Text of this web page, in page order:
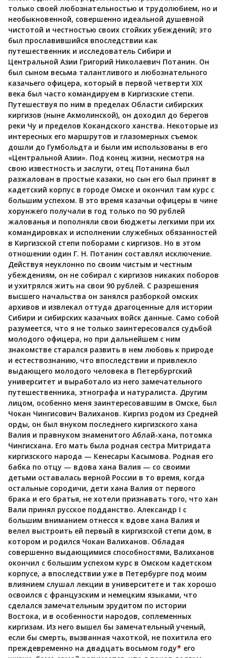
только своей любознательностью и трудолюбием, но и
необыкновенной, совершенно идеальной душевной
чистотой и честностью своих стойких убеждений; это
был прославившийся впоследствии как
путешественник и исследователь Сибири и
Центральной Азии Григорий Николаевич Потанин. Он
был сыном весьма талантливого и любознательного
казачьего офицера, который в первой четверти XIX
века был часто командируем в Киргизские степи.
Путешествуя по ним в пределах Области сибирских
киргизов (ныне Акмолинской), он доходил до берегов
реки Чу и пределов Кокандского ханства. Некоторые из
интересных его маршрутов и глазомерных съемок
дошли до Гумбольдта и были им использованы в его
«Центральной Азии». Под конец жизни, несмотря на
свою известность и заслуги, отец Потанина был
разжалован в простые казаки, но сын его был принят в
кадетский корпус в городе Омске и окончил там курс с
большим успехом. В это время казачьи офицеры в чине
хорунжего получали в год только по 90 рублей
жалованья и пополняли свои бюджеты легкими при их
командировках и исполнении служебных обязанностей
в Киргизской степи поборами с киргизов. Но в этом
отношении один Г. Н. Потанин составлял исключение.
Действуя неуклонно по своим чистым и честным
убеждениям, он не собирал с киргизов никаких поборов
и ухитрялся жить на свои 90 рублей. С разрешения
высшего начальства он занялся разборкой омских
архивов и извлекал оттуда драгоценные для истории
Сибири и сибирских казачьих войск данные. Само собой
разумеется, что я не только заинтересовался судьбой
молодого офицера, но при дальнейшем с ним
знакомстве старался развить в нем любовь к природе
и естествознанию, что впоследствии и привлекло
выдающего молодого человека в Петербургский
университет и выработало из него замечательного
путешественника, этнографа и натуралиста. Другим
лицом, особенно меня заинтересовавшим в Омске, был
Чокан Чингисович Валиханов. Киргиз родом из Средней
орды, он был внуком последнего киргизского хана
Валия и правнуком знаменитого Аблай-хана, потомка
Чингисхана. Его мать была родная сестра Митридата
киргизского народа — Кенесары Касымова. Родная его
бабка по отцу — вдова хана Валия — со своими
детьми оставалась верной России в то время, когда
остальные сородичи, дети хана Валия от первого
брака и его братья, не хотели признавать того, что хан
Вали принял русское подданство. Александр I с
большим вниманием отнесся к вдове хана Валия и
велел выстроить ей первый в киргизской степи дом, в
котором и родился Чокан Валиханов. Обладая
совершенно выдающимися способностями, Валиханов
окончил с большим успехом курс в Омском кадетском
корпусе, а впоследствии уже в Петербурге под моим
влиянием слушал лекции в университете и так хорошо
освоился с французским и немецким языками, что
сделался замечательным эрудитом по истории
Востока, и в особенности народов, соплеменных
киргизам. Из него вышел бы замечательный ученый,
если бы смерть, вызванная чахоткой, не похитила его
преждевременно на двадцать восьмом году* его